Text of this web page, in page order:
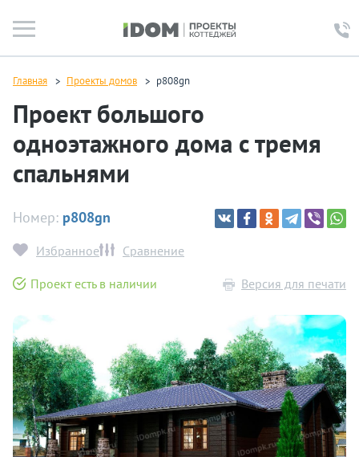
Главная Проекты домов p808gn
Проект большого
одноэтажного дома с тремя
спальнями
Номер: p808gn
Избранное Сравнение
Проект есть в наличии Версия для печати